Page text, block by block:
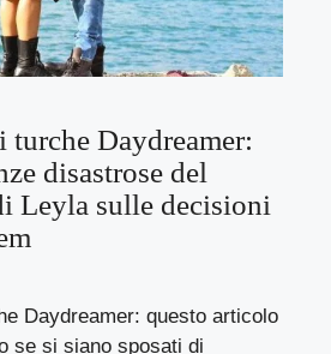
Daydreamer:
disastrose del
Leyla sulle decisioni
Daydreamer: questo articolo
se si siano sposati di